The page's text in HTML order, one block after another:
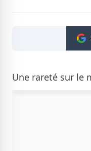
Une rareté sur le